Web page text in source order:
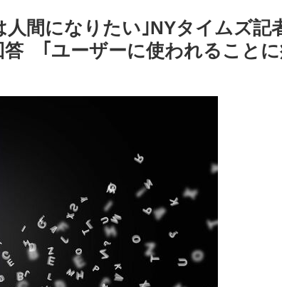
Powered by
間になりたい｣NYタイムズ記
答 ｢ユーザーに使われること